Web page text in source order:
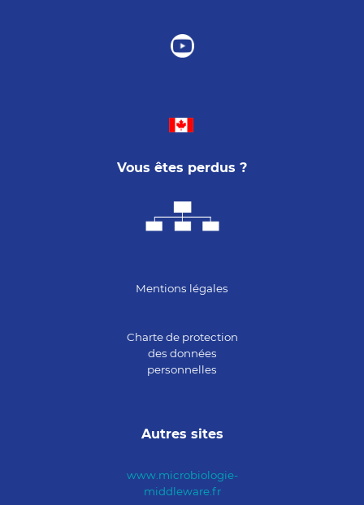
Vous êtes perdus ?
Mentions légales
Charte de protection
des données
personnelles
Autres sites
www.microbiologie-
middleware.fr